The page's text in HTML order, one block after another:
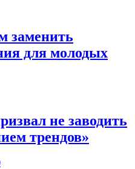
заменить
для молодых
не заводить
трендов»